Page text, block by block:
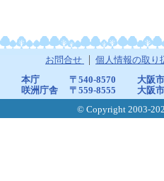
お問合せ 個人情報の取り
本庁 〒540-8570
大阪
咲洲庁舎
〒559-8555
大阪
© Copyright 2003-